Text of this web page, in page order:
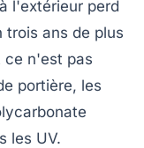
l'extérieur perd
trois ans de plus
ce n'est pas
portière, les
les UV.